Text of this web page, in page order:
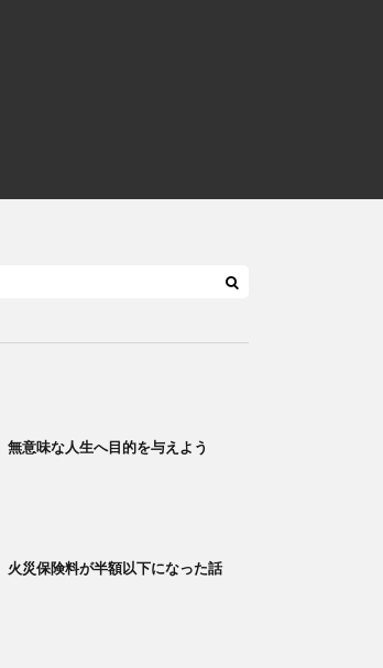
無意味な人生へ目的を与えよう
火災保険料が半額以下になった話